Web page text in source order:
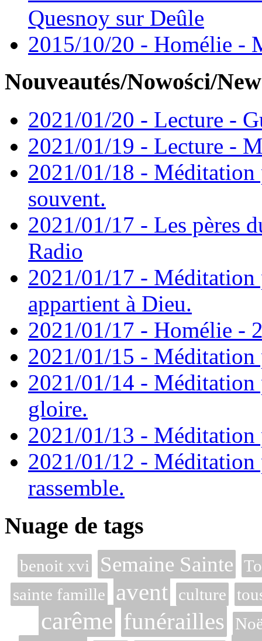
Quesnoy sur Deûle
2015/10/20 - Homélie -
Nouveautés/Nowości/
2021/01/20 - Lecture -
2021/01/19 - Lecture -
2021/01/18 - Méditation
souvent.
2021/01/17 - Les pères
Radio
2021/01/17 - Méditation
appartient à Dieu.
2021/01/17 - Homélie -
2021/01/15 - Méditation
2021/01/14 - Méditation
gloire.
2021/01/13 - Méditation
2021/01/12 - Méditation
rassemble.
Nuage de tags
benoit xvi Semaine Sainte
sainte famille
avent culture
carême funérailles